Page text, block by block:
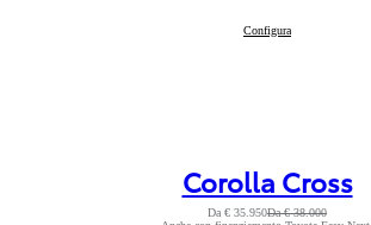
Toyota C-HR+
Configura
Corolla Cross
Da € 35.950Da € 38.000